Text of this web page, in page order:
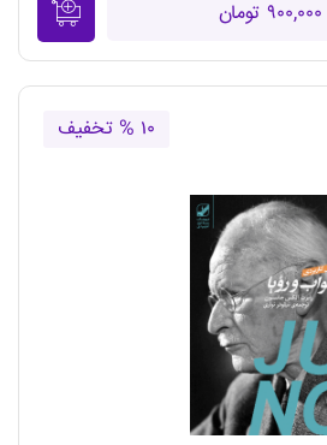
۹۰۰,۰۰۰ تومان
۱۰ % تخفیف